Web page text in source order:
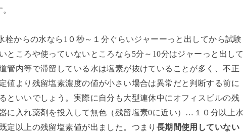
栓からの水なら1０秒～１分ぐらいジャーーっと出してから試験
ところや使っていないところなら5分～10分はジャーっと出して
管内等で滞留している水は塩素が抜けていることが多く、不正
値より残留塩素濃度の値が小さい場合は異常だと判断する前に
といいでしょう。実際に自分も大型連休中にオフィスビルの残
に入れ薬剤を投入して無色（残留塩素0に近い）…１０分以上水
定以上の残留塩素値が出ました。つまり 長期間使用していない